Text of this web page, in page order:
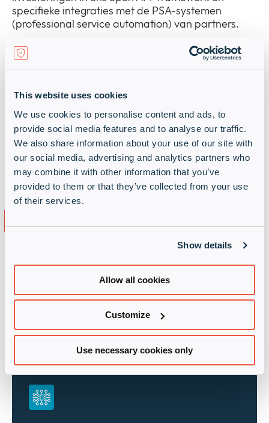
This website uses cookies
We use cookies to personalise content and ads, to
provide social media features and to analyse our traffic.
We also share information about your use of our site with
our social media, advertising and analytics partners who
may combine it with other information that you’ve
provided to them or that they’ve collected from your use
of their services.
Show details
Allow all cookies
Customize
Use necessary cookies only
specifieke integraties met de PSA-systemen
(professional service automation) van partners.
Verhoog de competentie van uw
bedrijf
Met opleiding op maat en on demand kunt u uw
vaardigheden naar een hoger niveau tillen en
consistent geweldige resultaten voor uw klanten
behalen.
Kenmerken van ID Connect
een eenmalige aanmelding tot onze digitale
diensten van de volgende generatie. In de portal
vindt u alle informatie en tools die u nodig hebt om
uw overgang naar gemengde hardware-,
software- en ‘as-a-service’-bedrijfsmodellen te
versnellen.